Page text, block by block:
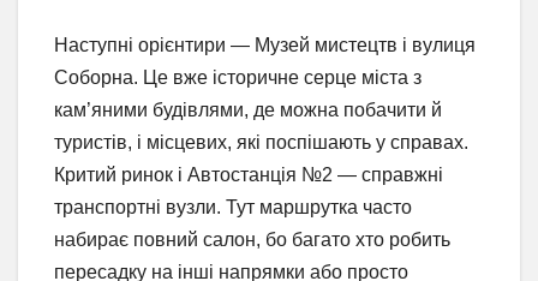
Наступні орієнтири — Музей мистецтв і вулиця
Соборна. Це вже історичне серце міста з
кам’яними будівлями, де можна побачити й
туристів, і місцевих, які поспішають у справах.
Критий ринок і Автостанція №2 — справжні
транспортні вузли. Тут маршрутка часто
набирає повний салон, бо багато хто робить
пересадку на інші напрямки або просто